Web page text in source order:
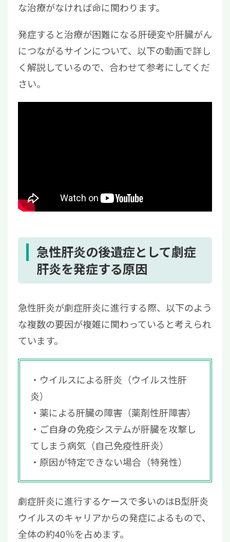
な治療がなければ命に関わります。
発症すると治療が困難になる肝硬変や肝臓がん
につながるサインについて、以下の動画で詳し
く解説しているので、合わせて参考にしてくだ
さい。
急性肝炎の後遺症として劇症
肝炎を発症する原因
急性肝炎が劇症肝炎に進行する際、以下のよう
な複数の要因が複雑に関わっていると考えられ
ています。
ウイルスによる肝炎（ウイルス性肝
炎）
薬による肝臓の障害（薬剤性肝障害）
ご自身の免疫システムが肝臓を攻撃し
てしまう病気（自己免疫性肝炎）
原因が特定できない場合（特発性）
劇症肝炎に進行するケースで多いのはB型肝炎
ウイルスのキャリアからの発症によるもので、
全体の約40％を占めます。